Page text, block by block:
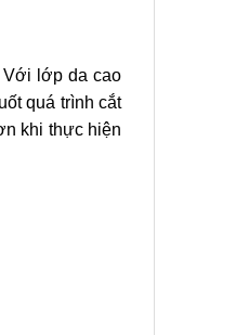
Với lớp da cao
quá trình cắt
khi thực hiện